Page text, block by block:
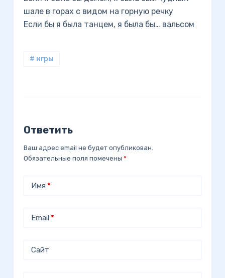
шале в горах с видом на горную речку
Если бы я была танцем, я была бы… вальсом
# игры
Ответить
Ваш адрес email не будет опубликован.
Обязательные поля помечены *
Имя *
Email *
Сайт